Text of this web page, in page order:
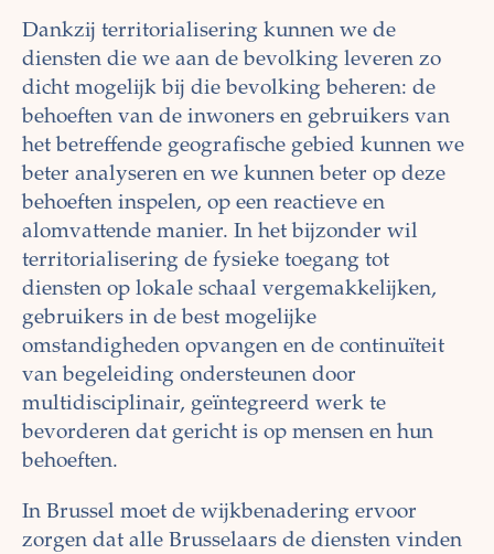
Dankzij territorialisering kunnen we de
diensten die we aan de bevolking leveren zo
dicht mogelijk bij die bevolking beheren: de
behoeften van de inwoners en gebruikers van
het betreffende geografische gebied kunnen we
beter analyseren en we kunnen beter op deze
behoeften inspelen, op een reactieve en
alomvattende manier. In het bijzonder wil
territorialisering de fysieke toegang tot
diensten op lokale schaal vergemakkelijken,
gebruikers in de best mogelijke
omstandigheden opvangen en de continuïteit
van begeleiding ondersteunen door
multidisciplinair, geïntegreerd werk te
bevorderen dat gericht is op mensen en hun
behoeften.
In Brussel moet de wijkbenadering ervoor
zorgen dat alle Brusselaars de diensten vinden